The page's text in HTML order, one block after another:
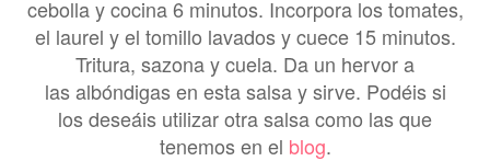
cebolla y cocina 6 minutos. Incorpora los tomates,
el laurel y el tomillo lavados y cuece 15 minutos.
Tritura, sazona y cuela. Da un hervor a
las albóndigas en esta salsa y sirve. Podéis si
los deseáis utilizar otra salsa como las que
tenemos en el blog.